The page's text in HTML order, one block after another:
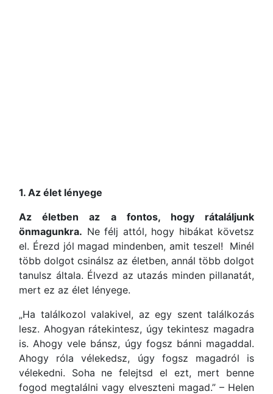
1. Az élet lényege
Az életben az a fontos, hogy rátaláljunk
önmagunkra. Ne félj attól, hogy hibákat követsz
el. Érezd jól magad mindenben, amit teszel! Minél
több dolgot csinálsz az életben, annál több dolgot
tanulsz általa. Élvezd az utazás minden pillanatát,
mert ez az élet lényege.
„Ha találkozol valakivel, az egy szent találkozás
lesz. Ahogyan rátekintesz, úgy tekintesz magadra
is. Ahogy vele bánsz, úgy fogsz bánni magaddal.
Ahogy róla vélekedsz, úgy fogsz magadról is
vélekedni. Soha ne felejtsd el ezt, mert benne
fogod megtalálni vagy elveszteni magad.” – Helen